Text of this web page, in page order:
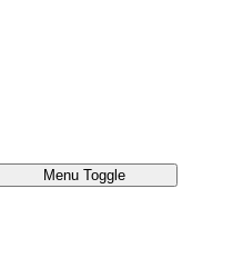
Menu Toggle